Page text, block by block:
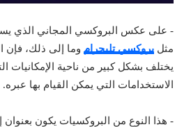
- على عكس البروكسي المجاني الذي
مثل بروكسي تليجرام وما إلى ذلك، فإن
يختلف بشكل كبير من ناحية الإمكانيات
الاستخدامات التي يمكن القيام بها عبره.
- هذا النوع من البروكسيات يكون